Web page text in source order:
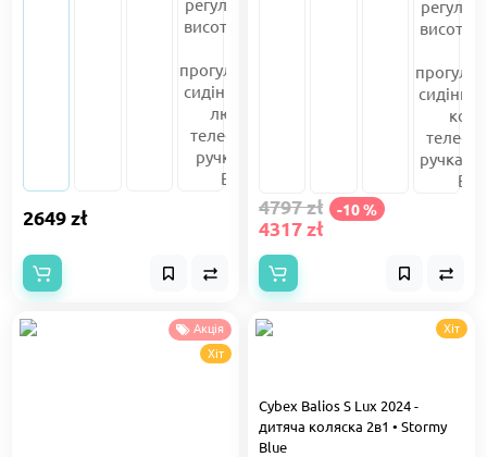
2649 zł 4797 zł -10 %
4317 zł
Акція
Хіт
Хіт
Cybex Balios S Lux 2024 -
дитяча коляска 2в1 • Stormy
Blue